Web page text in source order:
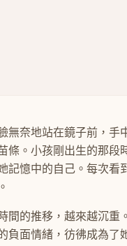
無奈地站在鏡子前，
條。小孩剛出生的那段
記憶中的自己。每次看
間的推移，越來越沉重
負面情緒，彷彿成為了